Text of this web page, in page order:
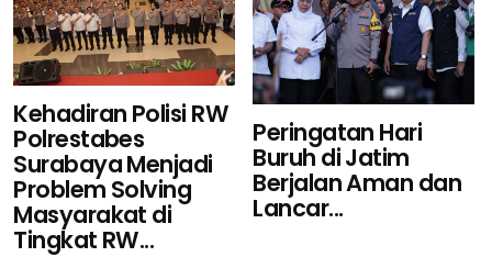
Kehadiran Polisi RW
Polrestabes
Surabaya Menjadi
Problem Solving
Masyarakat di
Tingkat RW...
Peringatan Hari
Buruh di Jatim
Berjalan Aman dan
Lancar...